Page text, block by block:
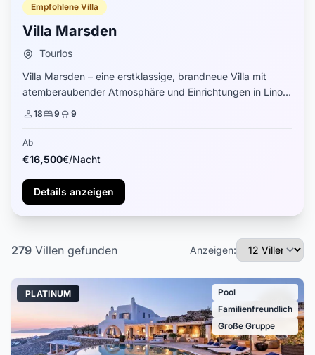
Empfohlene Villa
Villa Marsden
Tourlos
Villa Marsden – eine erstklassige, brandneue Villa mit
atemberaubender Atmosphäre und Einrichtungen in Lino,
Mykonos, Griechenland. „Eine atemberaubende Immobilie,
18 9 9
Ab
€16,500€/Nacht
Details anzeigen
279 Villen gefunden Anzeigen:
PLATINUM
Pool
Familienfreundlich
Große Gruppe